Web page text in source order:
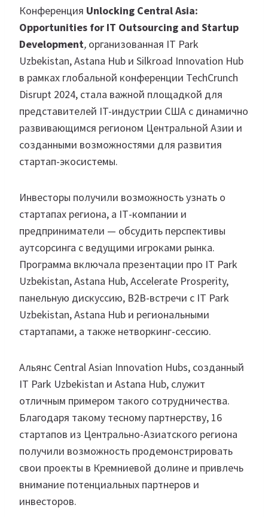
Конференция Unlocking Central Asia:
Opportunities for IT Outsourcing and Startup
Development, организованная IT Park
Uzbekistan, Astana Hub и Silkroad Innovation Hub
в рамках глобальной конференции TechCrunch
Disrupt 2024, стала важной площадкой для
представителей IT-индустрии США с динамично
развивающимся регионом Центральной Азии и
созданными возможностями для развития
стартап-экосистемы.
Инвесторы получили возможность узнать о
стартапах региона, а IТ-компании и
предприниматели — обсудить перспективы
аутсорсинга с ведущими игроками рынка.
Программа включала презентации про IT Park
Uzbekistan, Astana Hub, Accelerate Prosperity,
панельную дискуссию, B2B-встречи с IT Park
Uzbekistan, Astana Hub и региональными
стартапами, а также нетворкинг-сессию.
Альянс Central Asian Innovation Hubs, созданный
IT Park Uzbekistan и Astana Hub, служит
отличным примером такого сотрудничества.
Благодаря такому тесному партнерству, 16
стартапов из Центрально-Азиатского региона
получили возможность продемонстрировать
свои проекты в Кремниевой долине и привлечь
внимание потенциальных партнеров и
инвесторов.